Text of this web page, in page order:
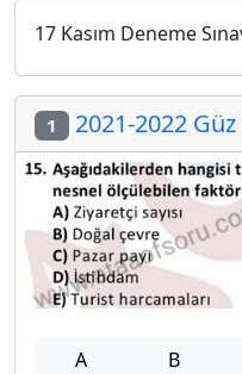
17 Kasım Deneme
1 2021-2022 Güz
A B